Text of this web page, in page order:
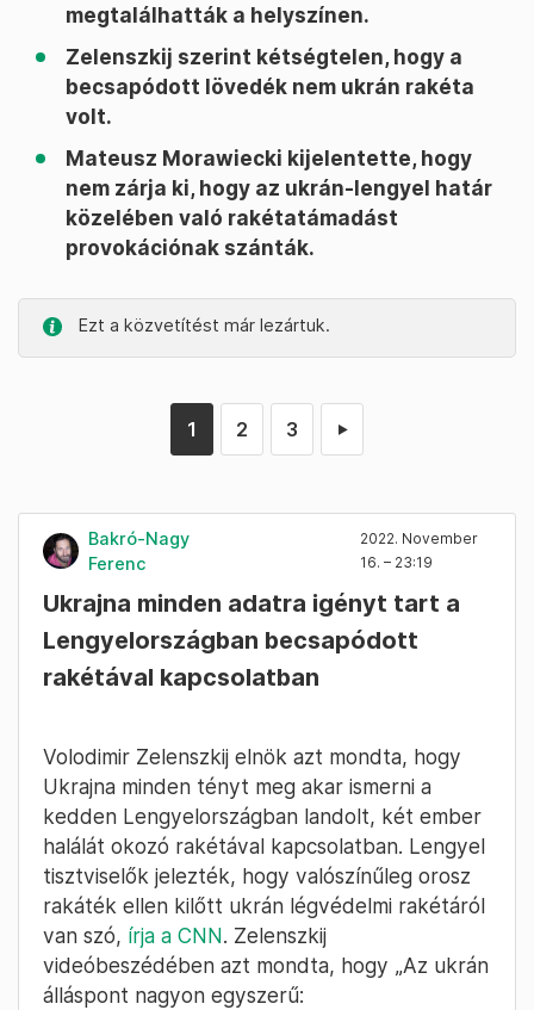
megtalálhatták a helyszínen.
Zelenszkij szerint kétségtelen, hogy a
becsapódott lövedék nem ukrán rakéta
volt.
Mateusz Morawiecki kijelentette, hogy
nem zárja ki, hogy az ukrán-lengyel határ
közelében való rakétatámadást
provokációnak szánták.
Ezt a közvetítést már lezártuk.
1 2 3 ►
Bakró-Nagy
Ferenc
2022. November
16. – 23:19
Ukrajna minden adatra igényt tart a
Lengyelországban becsapódott
rakétával kapcsolatban
Volodimir Zelenszkij elnök azt mondta, hogy
Ukrajna minden tényt meg akar ismerni a
kedden Lengyelországban landolt, két ember
halálát okozó rakétával kapcsolatban. Lengyel
tisztviselők jelezték, hogy valószínűleg orosz
rakáték ellen kilőtt ukrán légvédelmi rakétáról
van szó, írja a CNN. Zelenszkij
videóbeszédében azt mondta, hogy „Az ukrán
álláspont nagyon egyszerű: